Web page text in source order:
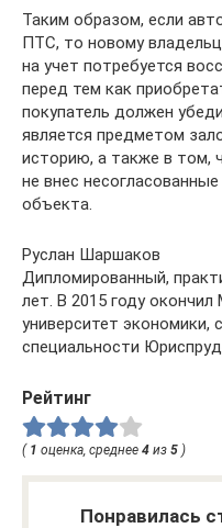
Таким образом, если
ПТС, то новому
на учет потребуется
перед тем как
покупатель должен
является предметом
историю, а также в том,
не внес
объекта.
Руслан Шаршаков
Дипломированный,
лет. В 2015 году
университет экономики,
специальности
Рейтинг
( 1 оценка, среднее 4 из 5 )
Понравилась